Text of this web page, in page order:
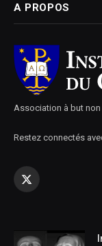
A PROPOS
Association à but
Restez connectés
X